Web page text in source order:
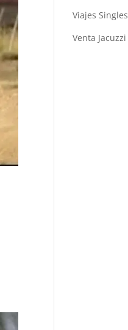
Viajes Singles
Venta Jacuzzi